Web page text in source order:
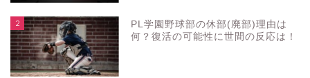
2
PL学園野球部の休部(廃部)理由は
何？復活の可能性に世間の反応は！